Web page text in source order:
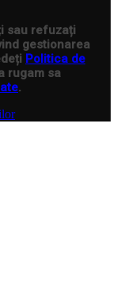
sau refuzați
gestionarea
Politica de
rugam sa
.